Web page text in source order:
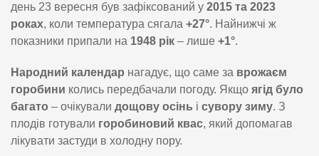
день 23 вересня був зафіксований у 2015 та 2023
роках, коли температура сягала +27°. Найнижчі ж
показники припали на 1948 рік – лише +1°.
Народний календар нагадує, що саме за врожаєм
горобини колись передбачали погоду. Якщо ягід було
багато – очікували дощову осінь і сувору зиму. З
плодів готували горобиновий квас, який допомагав
лікувати застуди в холодну пору.